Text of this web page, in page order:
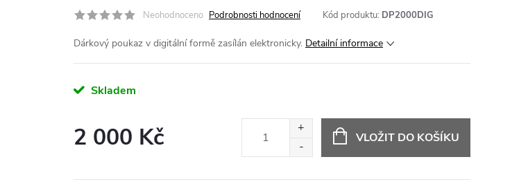
Neohodnoceno Podrobnosti hodnocení Kód produktu: DP2000DIG
Dárkový poukaz v digitální formě zasílán elektronicky. Detailní informace
Skladem
2 000 Kč VLOŽIT DO KOŠÍKU